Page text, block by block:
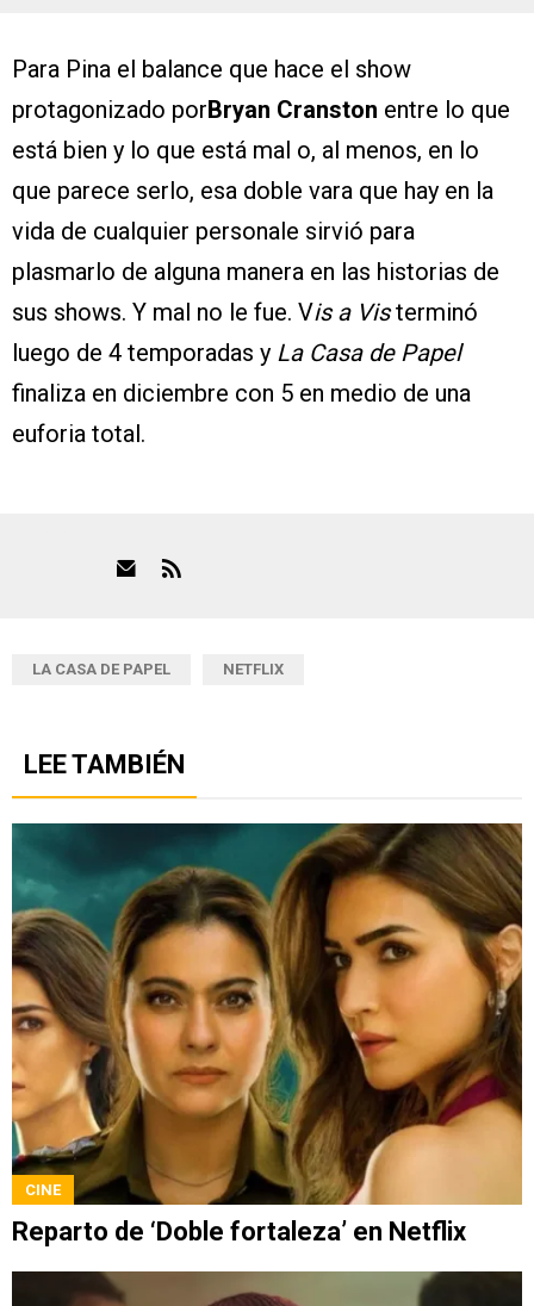
Para Pina el balance que hace el show
protagonizado porBryan Cranston entre lo que
está bien y lo que está mal o, al menos, en lo
que parece serlo, esa doble vara que hay en la
vida de cualquier personale sirvió para
plasmarlo de alguna manera en las historias de
sus shows. Y mal no le fue. Vis a Visterminó
luego de 4 temporadas y La Casa de Papel
finaliza en diciembre con 5 en medio de una
euforia total.
LA CASA DE PAPEL NETFLIX
LEE TAMBIÉN
CINE
Reparto de ‘Doble fortaleza’ en Netflix